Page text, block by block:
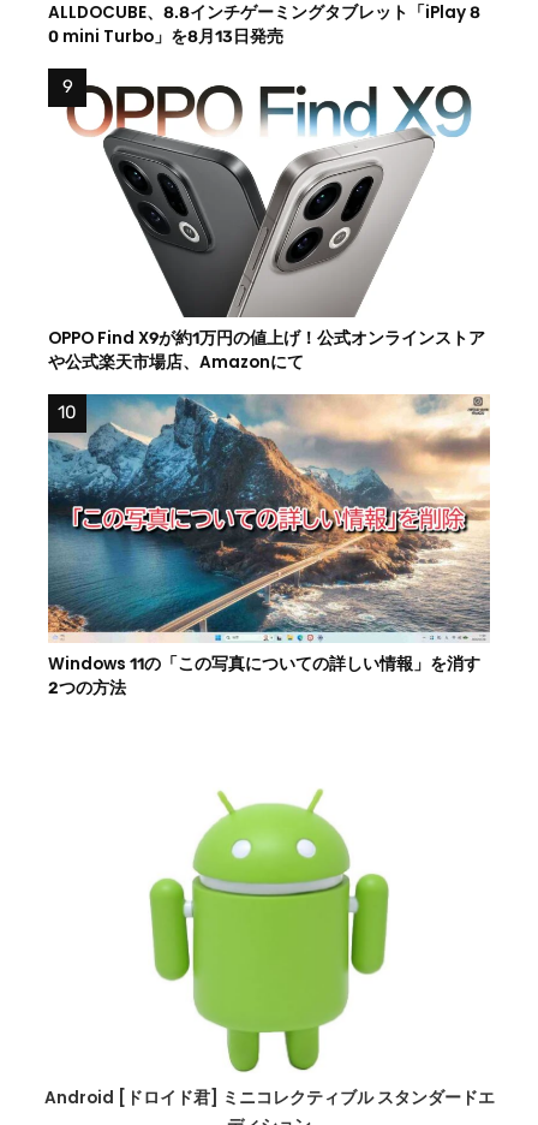
ALLDOCUBE、8.8インチゲーミングタブレット「iPlay 8
0 mini Turbo」を8月13日発売
OPPO Find X9が約1万円の値上げ！公式オンラインストア
や公式楽天市場店、Amazonにて
Windows 11の「この写真についての詳しい情報」を消す
2つの方法
Android [ドロイド君] ミニコレクティブル スタンダードエ